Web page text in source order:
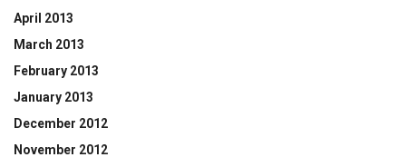
April 2013
March 2013
February 2013
January 2013
December 2012
November 2012